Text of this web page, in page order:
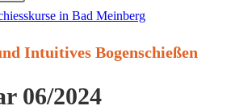
Intuitives Bogenschießen
06/2024